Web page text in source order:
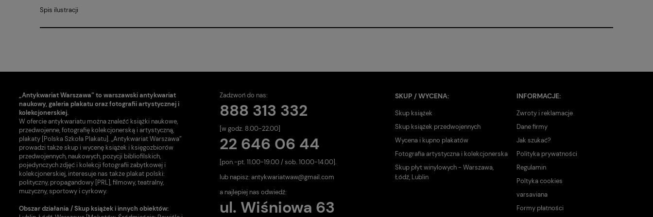
Spis ilustracji
„Antykwariat Warszawa” to warszawski antykwariat
naukowy, galeria plakatu oraz fotografii artystycznej i
kolekcjonerskiej.
W ofercie antykwariatu można znaleźć książki naukowe,
przedwojenne, fotografię kolekcjonerską i artystyczną,
plakaty [Polska Szkoła Plakatu]. „Antykwariat Warszawa”
prowadzi także skup i wycenę książek i księgozbiorów
przedwojennych, naukowych, pozycji bibliofilskich,
pojedynczych zdjęć i kolekcji fotografii zabytkowej i
kolekcjonerskiej, interesuje nas także plakat polski:
polityczny, propagandowy [PRL], filmowy, teatralny,
muzyczny, sportowy i cyrkowy.
Obszar działania / Skup książek i innych obiektów:
Zadzwoń do nas:
888 313 332
[w godz. 8.00-22.00]
22 646 06 44
[pon.-pt. 11.00-19.00 / sob. 10.00-14.00].
lub napisz: antykwariatwaw@gmail.com
a najlepiej nas odwiedź:
ul. Wiśniowa 63
SKUP / WYCENA:
Skup książek
Skup książek przedwojennych
Wycena i kupno plakatów
Fotografia artystyczna i kolekcjonerska
Skup płyt winylowych - Warszawa,
Łódź, Lublin
INFORMACJE:
Zwroty i reklamacje
Dane firmy
Jak szukać?
Polityka prywatności
Regulamin
Poltyka cookies
varsaviana
Formy płatności